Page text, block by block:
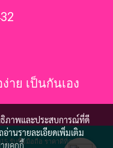
าย เป็นกันเอง
รับซื้อมือถือ ราคาดีที่สุด
ธิภาพและประสบการณ์ที่ดี
านรายละเอียดเพิ่มเติม
ยคุกกี้